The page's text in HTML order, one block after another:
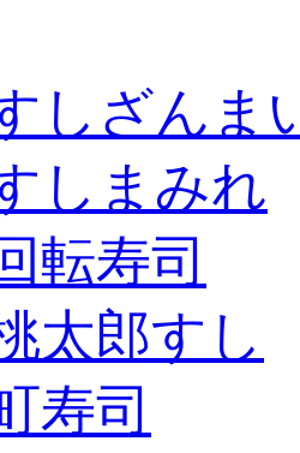
しざんま
しまみれ
転寿司
太郎すし
寿司